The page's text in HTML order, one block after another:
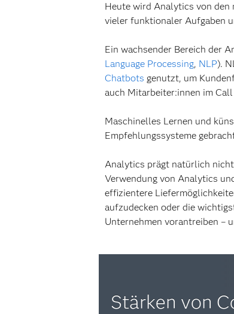
Heute wird Analytics von
vieler funktionaler Aufgaben
Ein wachsender Bereich der
Language Processing, NLP).
Chatbots genutzt, um
auch Mitarbeiter:innen im
Maschinelles Lernen und
Empfehlungssysteme
Analytics prägt natürlich
Verwendung von Analytics
effizientere
aufzudecken oder die
Unternehmen vorantreiben –
Stärken von